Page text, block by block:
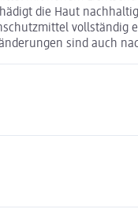
die Haut
vollständig
sind auch